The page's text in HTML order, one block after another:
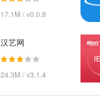
17.1M / v0.0.8
汉艺网
24.3M / v3.1.4